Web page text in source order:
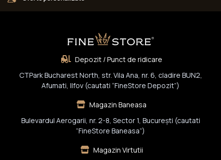
Depozit / Punct de ridicare
CTPark Bucharest North, str. Vila Ana, nr. 6, cladire BUN2,
Afumati, Ilfov (cautati “FineStore Depozit”)
Magazin Baneasa
Bulevardul Aerogarii, nr. 2-8, Sector 1, Bucureşti (cautati
“FineStore Baneasa”)
Magazin Virtutii